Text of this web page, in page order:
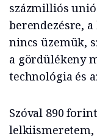
százmilliós
berendezésre,
nincs üzemük,
a gördülékeny
technológia és
Szóval 890
lelkiismeretem,